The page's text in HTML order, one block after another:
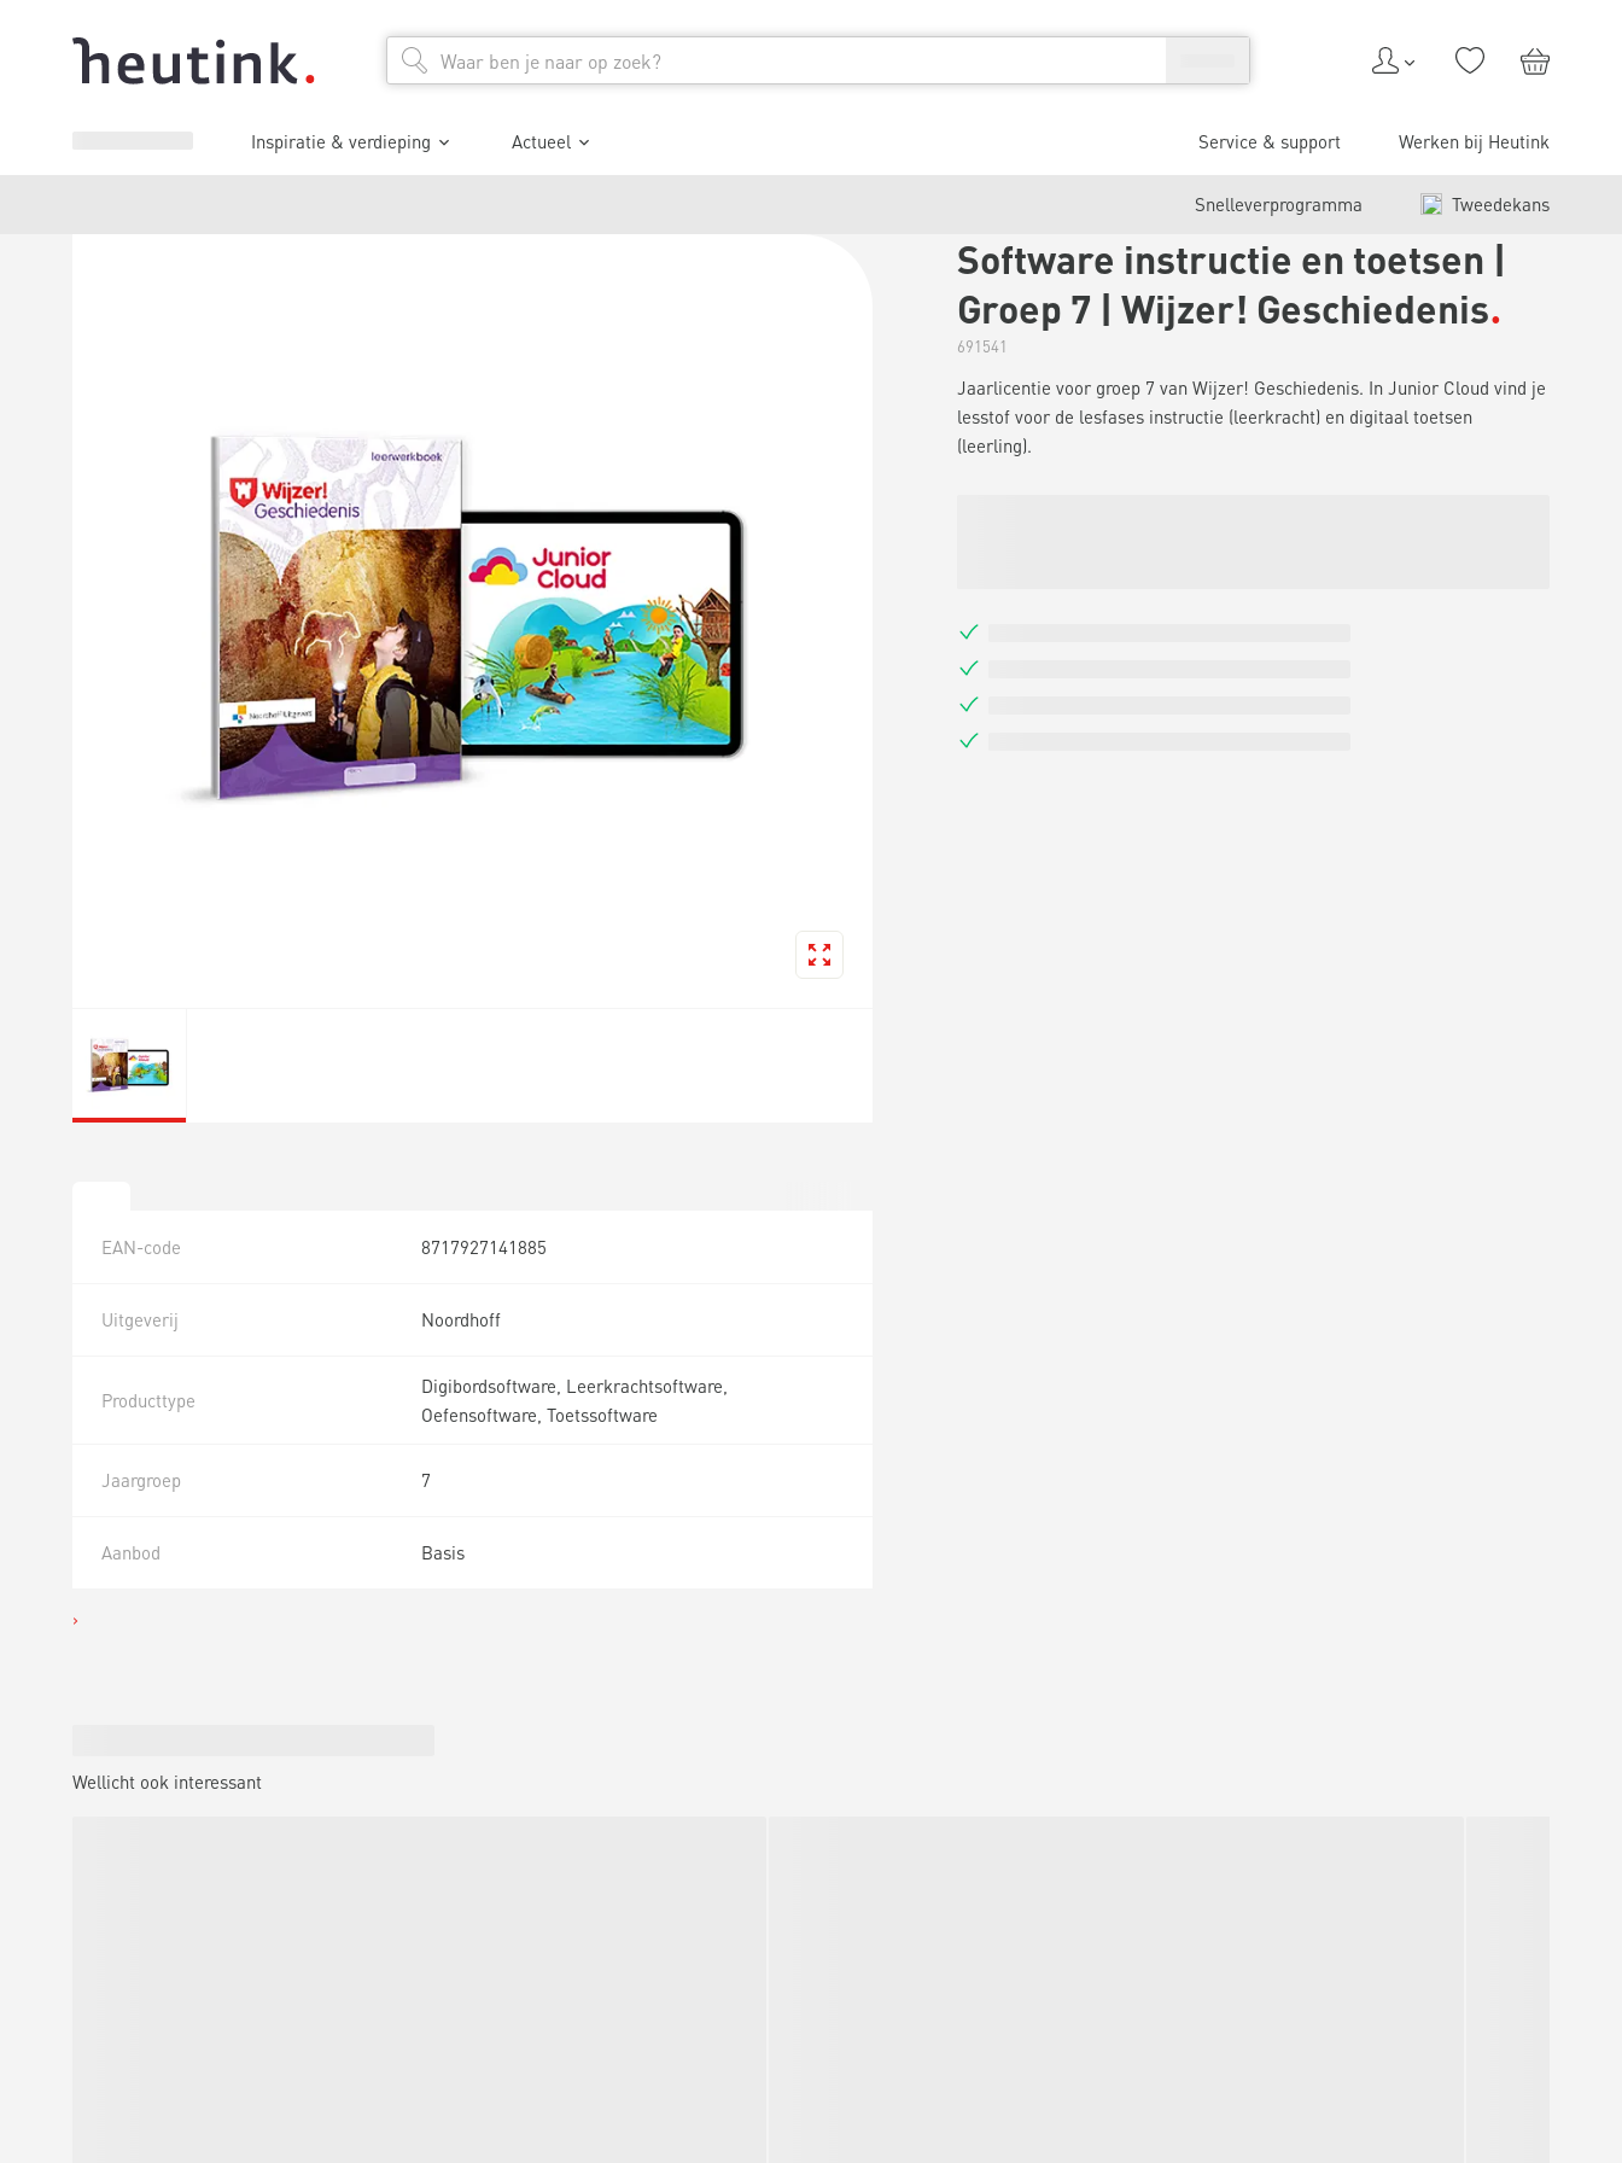
Inspiratie & verdieping Actueel Service & support Werken bij Heutink
Snelleverprogramma Tweedekans
Software instructie en toetsen |
Groep 7 | Wijzer! Geschiedenis
691541
Jaarlicentie voor groep 7 van Wijzer! Geschiedenis. In Junior Cloud vind je
lesstof voor de lesfases instructie (leerkracht) en digitaal toetsen
(leerling).
EAN-code 8717927141885
Uitgeverij Noordhoff
Producttype
Digibordsoftware, Leerkrachtsoftware,
Oefensoftware, Toetssoftware
Jaargroep 7
Aanbod Basis
Wellicht ook interessant